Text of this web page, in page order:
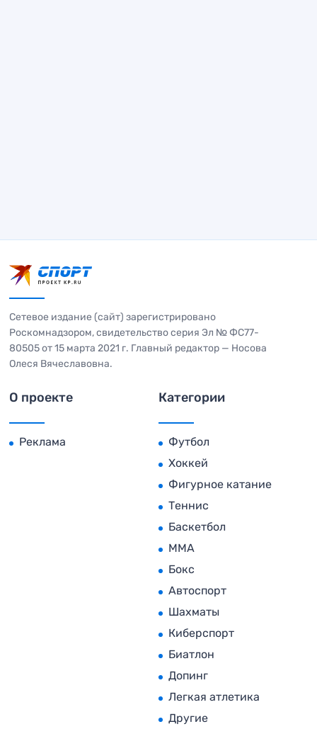
Сетевое издание (сайт) зарегистрировано
Роскомнадзором, свидетельство серия Эл № ФС77-
80505 от 15 марта 2021 г. Главный редактор — Носова
Олеся Вячеславовна.
О проекте
Реклама
Категории
Футбол
Хоккей
Фигурное катание
Теннис
Баскетбол
MMA
Бокс
Автоспорт
Шахматы
Киберспорт
Биатлон
Допинг
Легкая атлетика
Другие